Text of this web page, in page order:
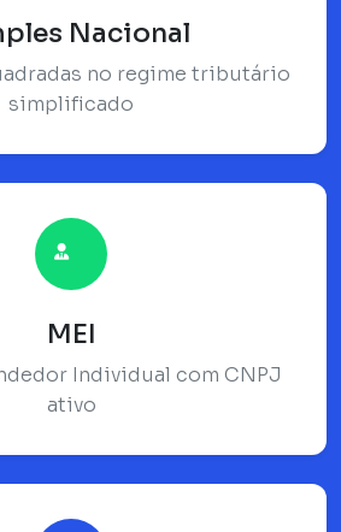
Nacional
no regime tributário
simplificado
MEI
Individual com CNPJ
ativo